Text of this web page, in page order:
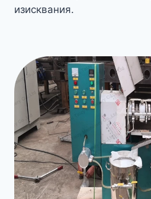
изисквания.